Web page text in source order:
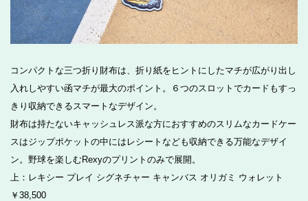
コンパクトな三つ折り財布は、折り紙をヒントにしたマチが広がり出し
入れしやすい函マチが最大のポイント。６つのスロットでカードもすっ
きり収納できるスマートなデザイン。
財布は持たないキャッシュレス派な方におすすめのスリムなカードケー
スはジップポケットの中にはレシートなども収納できる万能なデザイ
ン。野球を楽しむRexyのプリントのみで展開。
上：レキシー プレイ シグネチャー キャンバス オリガミ ウォレット
￥38,500